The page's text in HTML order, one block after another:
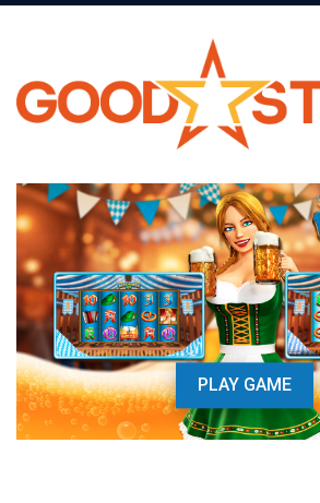
PLAY GAME